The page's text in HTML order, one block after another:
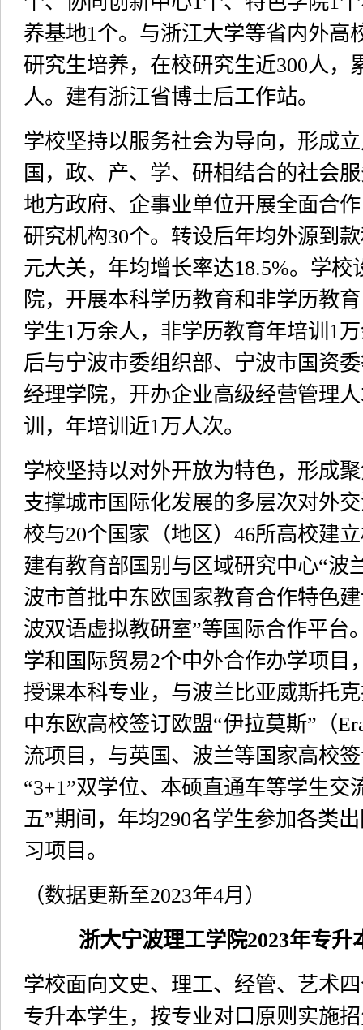
养基地1个。与浙江大学等省内外高
研究生培养，在校研究生近300人，
人。建有浙江省博士后工作站。
学校坚持以服务社会为导向，形成
国，政、产、学、研相结合的社会
地方政府、企事业单位开展全面合
研究机构30个。转设后年均外源到
元大关，年均增长率达18.5%。学校
院，开展本科学历教育和非学历教
学生1万余人，非学历教育年培训1
后与宁波市委组织部、宁波市国资
经理学院，开办企业高级经营管理
训，年培训近1万人次。
学校坚持以对外开放为特色，形成
支撑城市国际化发展的多层次对外
校与20个国家（地区）46所高校建
建有教育部国别与区域研究中心“波
波市首批中东欧国家教育合作特色
波双语虚拟教研室”等国际合作平台
学和国际贸易2个中外合作办学项目
授课本科专业，与波兰比亚威斯托
中东欧高校签订欧盟“伊拉莫斯”（
流项目，与英国、波兰等国家高校
“3+1”双学位、本硕直通车等学生交
五”期间，年均290名学生参加各类
习项目。
（数据更新至2023年4月）
浙大宁波理工学院2023年专升
学校面向文史、理工、经管、艺术
专升本学生，按专业对口原则实施